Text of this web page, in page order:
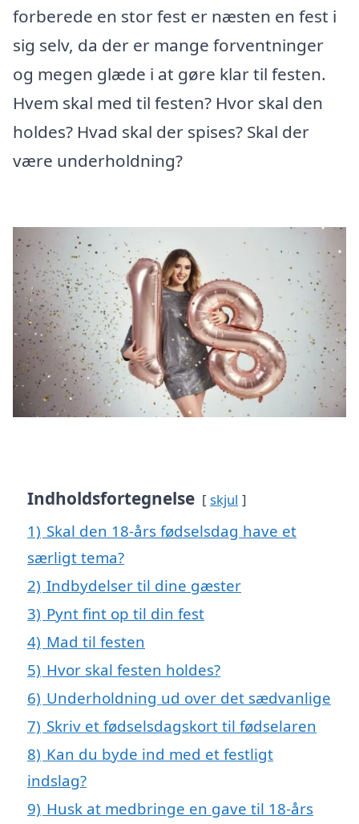
forberede en stor fest er næsten en fest i
sig selv, da der er mange forventninger
og megen glæde i at gøre klar til festen.
Hvem skal med til festen? Hvor skal den
holdes? Hvad skal der spises? Skal der
være underholdning?
Indholdsfortegnelse skjul
1) Skal den 18-års fødselsdag have et
særligt tema?
2) Indbydelser til dine gæster
3) Pynt fint op til din fest
4) Mad til festen
5) Hvor skal festen holdes?
6) Underholdning ud over det sædvanlige
7) Skriv et fødselsdagskort til fødselaren
8) Kan du byde ind med et festligt
indslag?
9) Husk at medbringe en gave til 18-års